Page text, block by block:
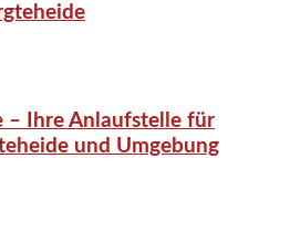
– Ihre Anlaufstelle für
und Umgebung